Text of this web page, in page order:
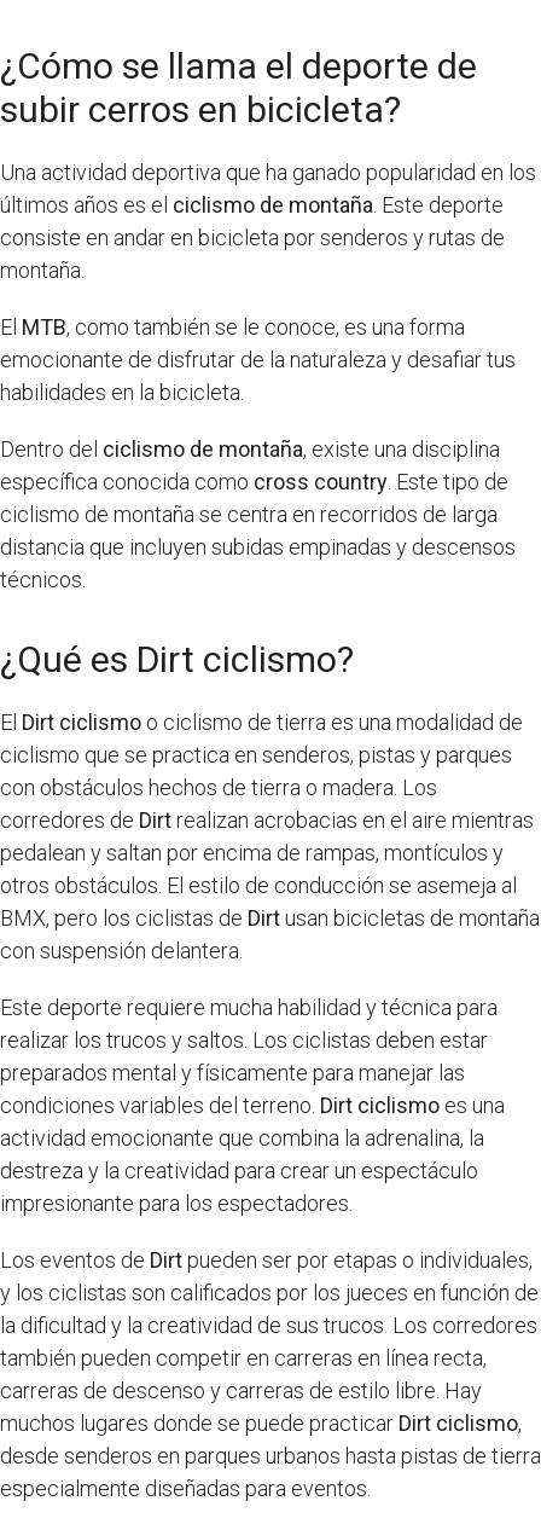
¿Cómo se llama el deporte de
subir cerros en bicicleta?
Una actividad deportiva que ha ganado popularidad en los
últimos años es el ciclismo de montaña . Este deporte
consiste en andar en bicicleta por senderos y rutas de
montaña.
El MTB, como también se le conoce, es una forma
emocionante de disfrutar de la naturaleza y desafiar tus
habilidades en la bicicleta.
Dentro del ciclismo de montaña, existe una disciplina
específica conocida como cross country . Este tipo de
ciclismo de montaña se centra en recorridos de larga
distancia que incluyen subidas empinadas y descensos
técnicos.
¿Qué es Dirt ciclismo?
El Dirt ciclismo o ciclismo de tierra es una modalidad de
ciclismo que se practica en senderos, pistas y parques
con obstáculos hechos de tierra o madera. Los
corredores de Dirtrealizan acrobacias en el aire mientras
pedalean y saltan por encima de rampas, montículos y
otros obstáculos. El estilo de conducción se asemeja al
BMX, pero los ciclistas de Dirtusan bicicletas de montaña
con suspensión delantera.
Este deporte requiere mucha habilidad y técnica para
realizar los trucos y saltos. Los ciclistas deben estar
preparados mental y físicamente para manejar las
condiciones variables del terreno. Dirt ciclismo es una
actividad emocionante que combina la adrenalina, la
destreza y la creatividad para crear un espectáculo
impresionante para los espectadores.
Los eventos de Dirtpueden ser por etapas o individuales,
y los ciclistas son calificados por los jueces en función de
la dificultad y la creatividad de sus trucos. Los corredores
también pueden competir en carreras en línea recta,
carreras de descenso y carreras de estilo libre. Hay
muchos lugares donde se puede practicar Dirt ciclismo,
desde senderos en parques urbanos hasta pistas de tierra
especialmente diseñadas para eventos.